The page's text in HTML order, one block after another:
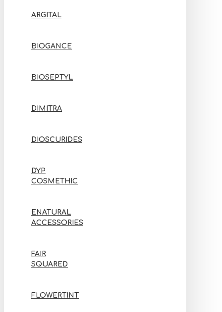
ARGITAL
BIOGANCE
BIOSEPTYL
DIMITRA
DIOSCURIDES
DYP
COSMETHIC
ENATURAL
ACCESSORIES
FAIR
SQUARED
FLOWERTINT